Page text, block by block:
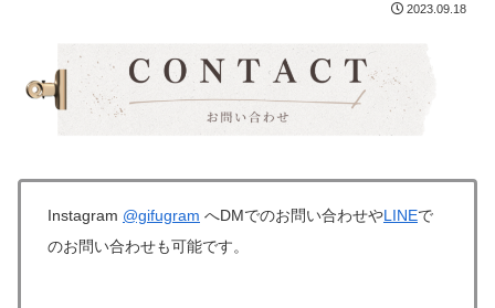
2023.09.18
Instagram @gifugram へDMでのお問い合わせやLINEで
のお問い合わせも可能です。